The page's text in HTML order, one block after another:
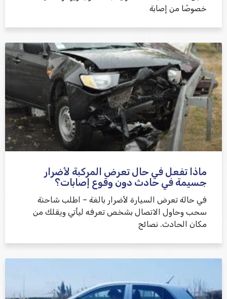
خصوصًا من إصابة
ماذا تفعل في حال تعرض المركبة لأضرار
جسيمة في حادث دون وقوع إصابات؟
في حالة تعرض السيارة لأضرار بالغة – اطلب شاحنة
سحب وحاول الاتصال بشخص تعرفه ليأتي ويقلك من
مكان الحادث. نصائح